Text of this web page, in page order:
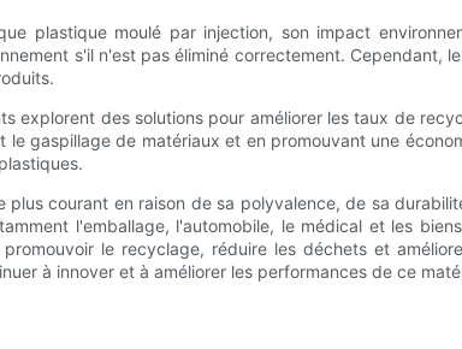
plastique moulé par injection, son impact
s'il n'est pas éliminé correctement. Cependant,
explorent des solutions pour améliorer les taux de
gaspillage de matériaux et en promouvant une
courant en raison de sa polyvalence, de sa
l'emballage, l'automobile, le médical et les
le recyclage, réduire les déchets et
à innover et à améliorer les performances de ce